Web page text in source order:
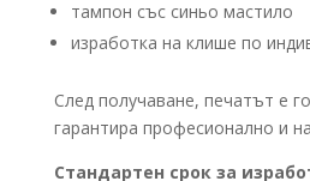
тампон със синьо мастило
изработка на клише по
След получаване, печатът е
гарантира професионално и
Стандартен срок за